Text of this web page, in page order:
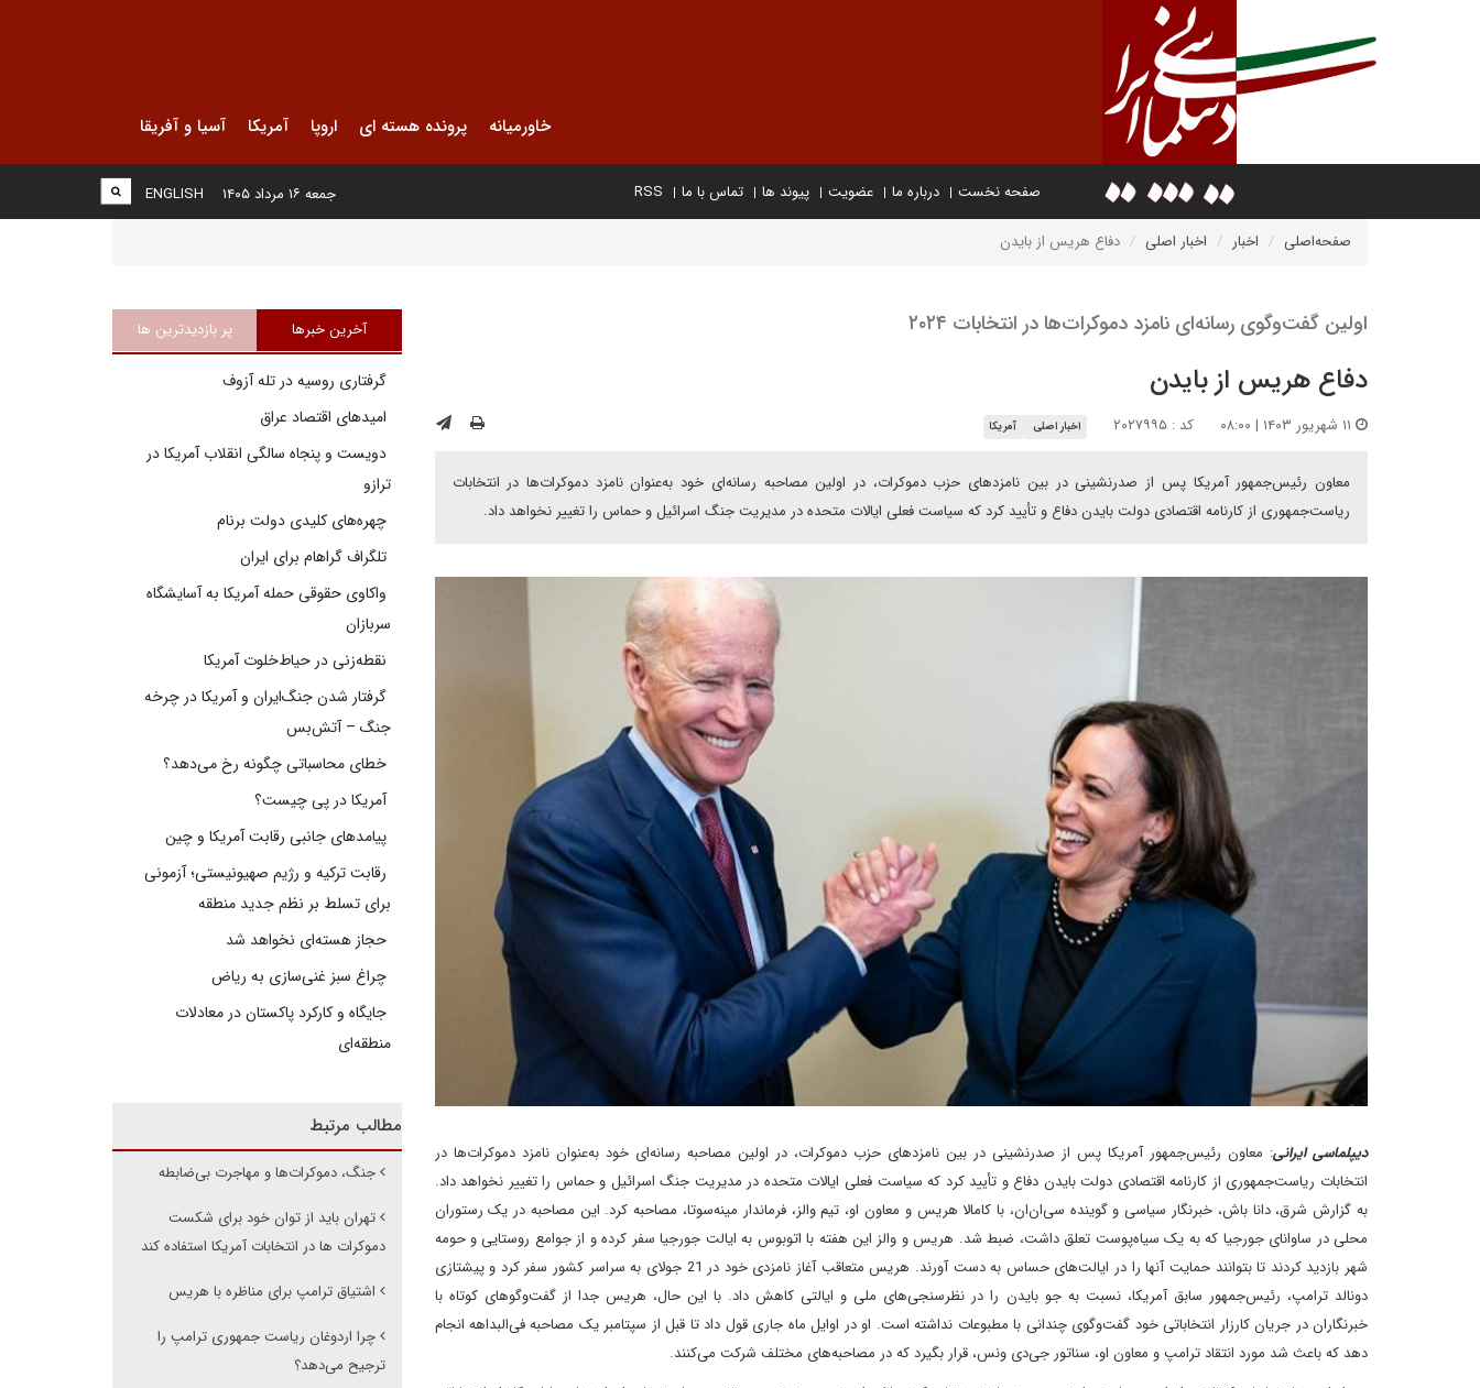
خاورمیانه پرونده هسته ای اروپا آمریکا آسیا و آفریقا
صفحه نخست درباره ما عضویت پیوند ها تماس با ما RSS
ENGLISH جمعه ۱۶ مرداد ۱۴۰۵
صفحه‌اصلی اخبار اخبار اصلی دفاع هریس از بایدن
اولین گفت‌وگوی رسانه‌ای نامزد دموکرات‌ها در انتخابات ۲۰۲۴
دفاع هریس از بایدن
کد : ۲۰۲۷۹۹۵ اخبار اصلی آمریکا
معاون رئیس‌جمهور آمریکا پس از صدرنشینی در بین نامزدهای حزب دموکرات، در اولین مصاحبه رسانه‌ای خود به‌عنوان نامزد دموکرات‌ها در انتخابات
ریاست‌جمهوری از کارنامه اقتصادی دولت بایدن دفاع و تأیید کرد که سیاست فعلی ایالات متحده در مدیریت جنگ اسرائیل و حماس را تغییر نخواهد داد.
دیپلماسی ایرانی: معاون رئیس‌جمهور آمریکا پس از صدرنشینی در بین نامزدهای حزب دموکرات، در اولین مصاحبه رسانه‌ای خود به‌عنوان نامزد دموکرات‌ها در
انتخابات ریاست‌جمهوری از کارنامه اقتصادی دولت بایدن دفاع و تأیید کرد که سیاست فعلی ایالات متحده در مدیریت جنگ اسرائیل و حماس را تغییر نخواهد داد.
به گزارش شرق، دانا باش، خبرنگار سیاسی و گوینده سی‌ان‌ان، با کامالا هریس و معاون او، تیم والز، فرماندار مینه‌سوتا، مصاحبه کرد. این مصاحبه در یک رستوران
محلی در ساوانای جورجیا که به یک سیاه‌پوست تعلق داشت، ضبط شد. هریس و والز این هفته با اتوبوس به ایالت جورجیا سفر کرده و از جوامع روستایی و حومه
شهر بازدید کردند تا بتوانند حمایت آنها را در ایالت‌های حساس به دست آورند. هریس متعاقب آغاز نامزدی خود در 21 جولای به سراسر کشور سفر کرد و پیشتازی
دونالد ترامپ، رئیس‌جمهور سابق آمریکا، نسبت به جو بایدن را در نظرسنجی‌های ملی و ایالتی کاهش داد. با این‌ حال، هریس جدا از گفت‌و‌گوهای کوتاه با
خبرنگاران در جریان کارزار انتخاباتی خود گفت‌و‌گوی چندانی با مطبوعات نداشته است. او در اوایل ماه جاری قول داد تا قبل از سپتامبر یک مصاحبه فی‌البداهه انجام
دهد که باعث شد مورد انتقاد ترامپ و معاون او، سناتور جی‌دی ونس، قرار بگیرد که در مصاحبه‌های مختلف شرکت می‌کنند.
آخرین خبرها پر بازدیدترین ها
گرفتاری روسیه در تله آزوف
امیدهای اقتصاد عراق
دویست و پنجاه سالگی انقلاب آمریکا در
ترازو
چهره‌های کلیدی دولت برنام
تلگراف گراهام برای ایران
واکاوی حقوقی حمله آمریکا به آسایشگاه
سربازان
نقطه‌زنی در حیاط‌خلوت آمریکا
گرفتار شدن جنگ‌ایران و آمریکا در چرخه
جنگ – آتش‌بس
خطای محاسباتی چگونه رخ می‌دهد؟
آمریکا در پی چیست؟
پیامدهای جانبی رقابت آمریکا و چین
رقابت ترکیه و رژیم صهیونیستی؛ آزمونی
برای تسلط بر نظم جدید منطقه
حجاز هسته‌ای نخواهد شد
چراغ سبز غنی‌سازی به ریاض
جایگاه و کارکرد پاکستان در معادلات
منطقه‌ای
مطالب مرتبط
جنگ، دموکرات‌ها و مهاجرت بی‌ضابطه
تهران باید از توان خود برای شکست
دموکرات ها در انتخابات آمریکا استفاده کند
اشتیاق ترامپ برای مناظره با هریس
چرا اردوغان ریاست جمهوری ترامپ را
ترجیح می‌دهد؟